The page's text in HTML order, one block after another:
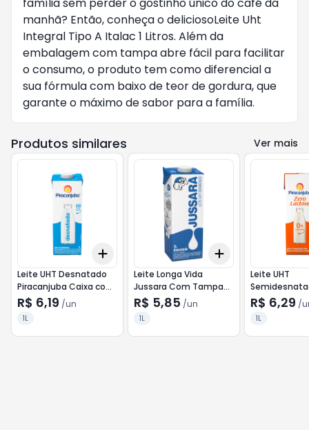
manhã? Então, conheça o deliciosoLeite Uht
Integral Tipo A Italac 1 Litros. Além da
embalagem com tampa abre fácil para facilitar
o consumo, o produto tem como diferencial a
sua fórmula com baixo de teor de gordura, que
garante o máximo de sabor para a família.
Produtos similares Ver mais
+10
Add
Leite UHT Desnatado
Piracanjuba Caixa com
Tampa 1l
R$ 6,19 /un
1L
10
Add
Leite Longa Vida
Jussara Com Tampa
Desnatado 1L
R$ 5,85 /un
1L
Leite UHT
Lactose
Caixa com
R$ 6,29 /
1L